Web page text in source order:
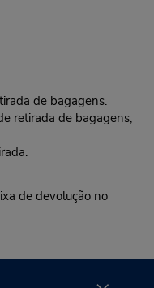
de bagagens.
retirada de bagagens,
de devolução no